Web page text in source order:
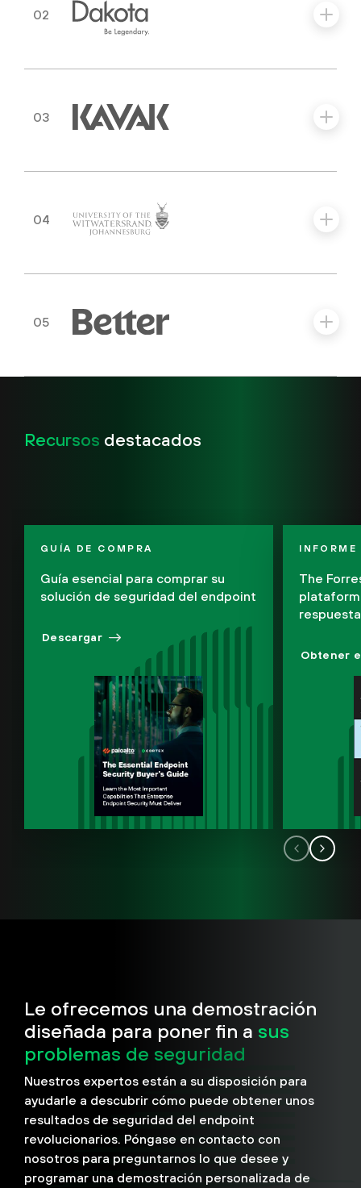
02
03
04
05
Recursos destacados
GUÍA DE COMPRA
Guía esencial para comprar su
solución de seguridad del endpoint
Descargar
The
Obtener
Le ofrecemos una demostración
diseñada para poner fin a sus
problemas de seguridad
Nuestros expertos están a su disposición para
ayudarle a descubrir cómo puede obtener unos
resultados de seguridad del endpoint
revolucionarios. Póngase en contacto con
nosotros para preguntarnos lo que desee y
programar una demostración personalizada de